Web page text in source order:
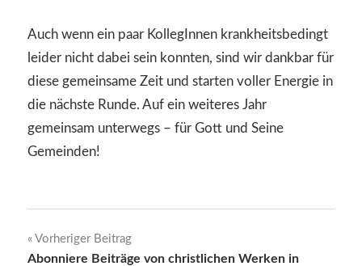
Auch wenn ein paar KollegInnen krankheitsbedingt
leider nicht dabei sein konnten, sind wir dankbar für
diese gemeinsame Zeit und starten voller Energie in
die nächste Runde. Auf ein weiteres Jahr
gemeinsam unterwegs – für Gott und Seine
Gemeinden!
Beitragsnavigation
Vorheriger Beitrag
Abonniere Beiträge von christlichen Werken in